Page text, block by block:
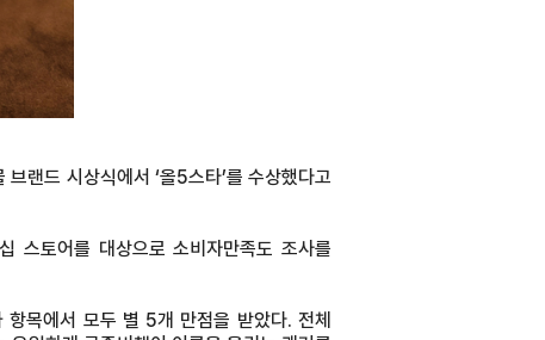
랜드 시상식에서 ‘올5스타’를 수상했다고
스토어를 대상으로 소비자만족도 조사를
에서 모두 별 5개 만점을 받았다. 전체